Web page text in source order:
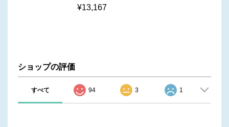
¥13,167
ショップの評価
すべて 94 3 1